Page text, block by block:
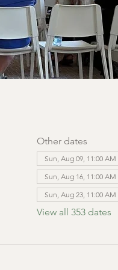
Other dates
Sun, Aug 09, 11:00 AM
Sun, Aug 16, 11:00 AM
Sun, Aug 23, 11:00 AM
View all 353 dates